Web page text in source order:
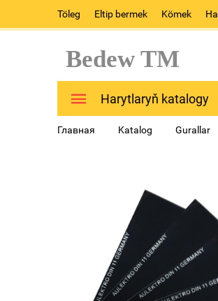
Töleg Eltip bermek Kömek
Bedew TM
Harytlaryň katalogy
Главная Katalog Gurallar